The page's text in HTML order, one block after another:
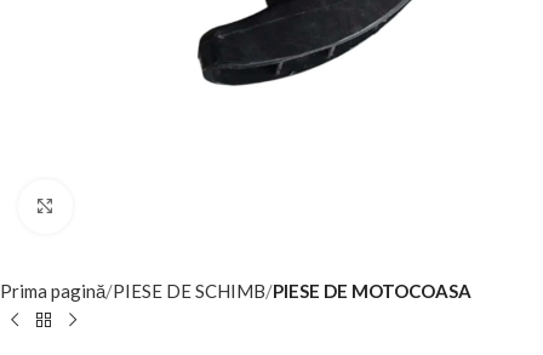
Prima pagină PIESE DE SCHIMB PIESE DE MOTOCOASA